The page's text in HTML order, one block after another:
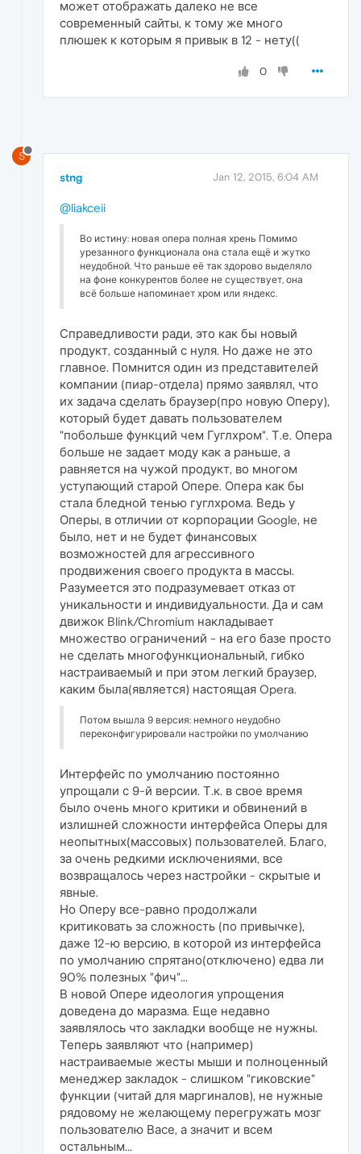
может отображать далеко не все
современный сайты, к тому же много
плюшек к которым я привык в 12 - нету((
0
S
stng Jan 12, 2015, 6:04 AM
@liakceii
Во истину: новая опера полная хрень Помимо
урезанного функционала она стала ещё и жутко
неудобной. Что раньше её так здорово выделяло
на фоне конкурентов более не существует, она
всё больше напоминает хром или яндекс.
Справедливости ради, это как бы новый
продукт, созданный с нуля. Но даже не это
главное. Помнится один из представителей
компании (пиар-отдела) прямо заявлял, что
их задача сделать браузер(про новую Оперу),
который будет давать пользователем
"побольше функций чем Гуглхром". Т.е. Опера
больше не задает моду как а раньше, а
равняется на чужой продукт, во многом
уступающий старой Опере. Опера как бы
стала бледной тенью гуглхрома. Ведь у
Оперы, в отличии от корпорации Google, не
было, нет и не будет финансовых
возможностей для агрессивного
продвижения своего продукта в массы.
Разумеется это подразумевает отказ от
уникальности и индивидуальности. Да и сам
движок Blink/Chromium накладывает
множество ограничений - на его базе просто
не сделать многофункциональный, гибко
настраиваемый и при этом легкий браузер,
каким была(является) настоящая Opera.
Потом вышла 9 версия: немного неудобно
переконфигурировали настройки по умолчанию
Интерфейс по умолчанию постоянно
упрощали с 9-й версии. Т.к. в свое время
было очень много критики и обвинений в
излишней сложности интерфейса Оперы для
неопытных(массовых) пользователей. Благо,
за очень редкими исключениями, все
возвращалось через настройки - скрытые и
явные.
Но Оперу все-равно продолжали
критиковать за сложность (по привычке),
даже 12-ю версию, в которой из интерфейса
по умолчанию спрятано(отключено) едва ли
90% полезных "фич"...
В новой Опере идеология упрощения
доведена до маразма. Еще недавно
заявлялось что закладки вообще не нужны.
Теперь заявляют что (например)
настраиваемые жесты мыши и полноценный
менеджер закладок - слишком "гиковские"
функции (читай для маргиналов), не нужные
рядовому не желающему перегружать мозг
пользователю Васе, а значит и всем
остальным...